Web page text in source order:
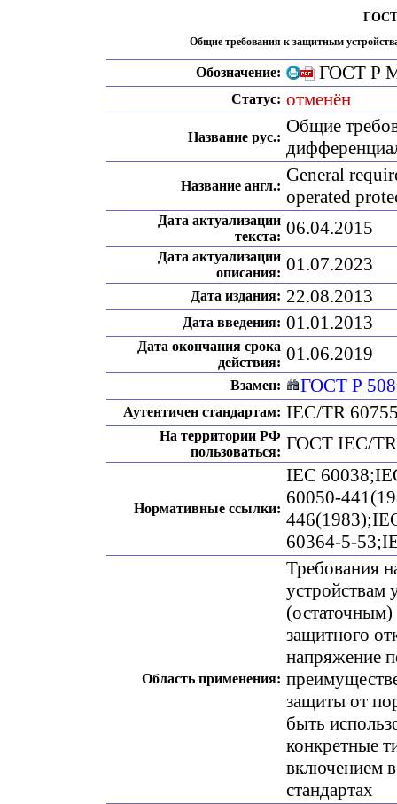
ГОСТ
Общие требования к защитным
Обозначение: ГОСТ Р
Статус: отменён
Название рус.:
Общие
Название англ.:
General
operated
Дата актуализации
текста: 06.04.2015
Дата актуализации
описания: 01.07.2023
Дата издания: 22.08.2013
Дата введения: 01.01.2013
Дата окончания срока
действия: 01.06.2019
Взамен: ГОСТ Р
Аутентичен стандартам: IEC/TR
На территории РФ
пользоваться: ГОСТ IEC/
Нормативные ссылки:
IEC
60050-
60364-5-
Область применения:
Требования
(остаточным)
защитного
напряжение
защиты от
быть
конкретные
включением
стандартах